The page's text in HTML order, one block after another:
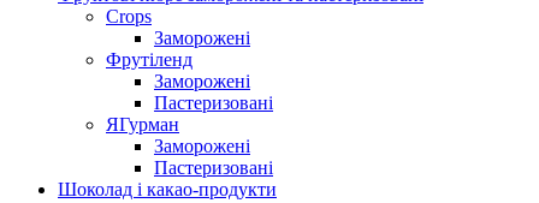
Crops
Заморожені
Фрутіленд
Заморожені
Пастеризовані
ЯГурман
Заморожені
Пастеризовані
Шоколад і какао-продукти